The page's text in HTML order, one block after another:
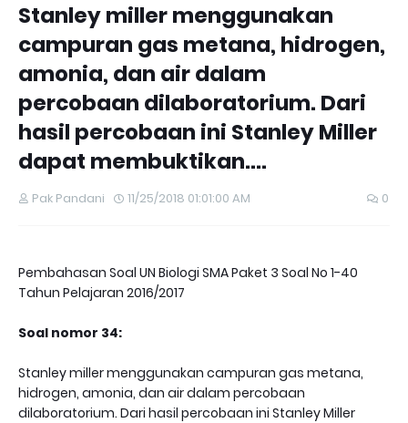
Stanley miller menggunakan
campuran gas metana, hidrogen,
amonia, dan air dalam
percobaan dilaboratorium. Dari
hasil percobaan ini Stanley Miller
dapat membuktikan....
Pak Pandani 11/25/2018 01:01:00 AM 0
Pembahasan Soal UN Biologi SMA Paket 3 Soal No 1-40
Tahun Pelajaran 2016/2017
Soal nomor 34:
Stanley miller menggunakan campuran gas metana,
hidrogen, amonia, dan air dalam percobaan
dilaboratorium. Dari hasil percobaan ini Stanley Miller